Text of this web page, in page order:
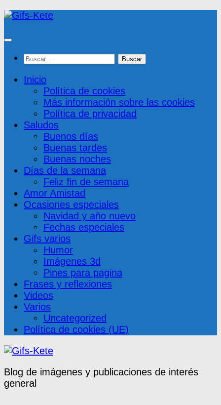
Saltar
contenido
Buscar:
Inicio
Política de cookies
Más información sobre las cookies
Política de privacidad
Saludos
Buenos días
Buenas tardes
Buenas noches
Días de la semana
Feliz fin de semana
Amor Amistad
Ocasiones especiales
Navidad y año nuevo
Fechas especiales
Gifs varios
Humor
Imágenes 3d
Pines para pagina
Frases y reflexiones
Videos
Varios
Uncategorized
Política de cookies (UE)
Blog de imágenes y publicaciones de interés
general